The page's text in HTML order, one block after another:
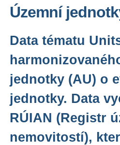
Územní
Data tématu
jednotky (AU) o
jednotky. Data
RÚIAN (Registr
nemovitostí),